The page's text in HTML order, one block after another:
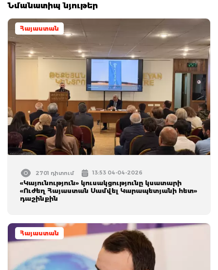
Նմանատիպ նյութեր
Հայաստան
2701 դիտում 13:53 04-04-2026
«Կայունություն» կուսակցությունը կսատարի
«Ուժեղ Հայաստան Սամվել Կարապետյանի հետ»
դաշինքին
Հայաստան